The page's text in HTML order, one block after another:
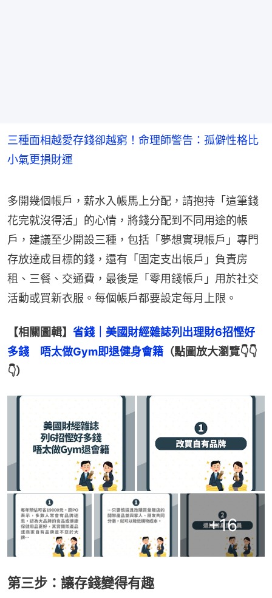
三種面相越愛存錢卻越窮！命理師警告：孤僻性格比
小氣更損財運
多開幾個帳戶，薪水入帳馬上分配，請抱持「這筆錢
花完就沒得活」的心情，將錢分配到不同用途的帳
戶，建議至少開設三種，包括「夢想實現帳戶」專門
存放達成目標的錢，還有「固定支出帳戶」負責房
租、三餐、交通費，最後是「零用錢帳戶」用於社交
活動或買新衣服。每個帳戶都要設定每月上限。
【相關圖輯】 省錢｜美國財經雜誌列出理財6招慳好
多錢　唔太做Gym即退健身會籍 （點圖放大瀏覽👇👇
👇）
+16
第三步：讓存錢變得有趣